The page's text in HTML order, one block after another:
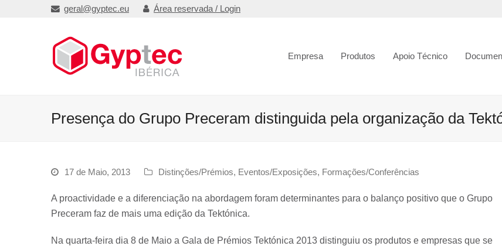
geral@gyptec.eu Área reservada / Login
Empresa Produtos Apoio Técnico
Presença do Grupo Preceram distinguida pela organização da
17 de Maio, 2013 Distinções/Prémios, Eventos/Exposições, Formações/Conferências
A proactividade e a diferenciação na abordagem foram determinantes para o balanço positivo que o Grupo
Preceram faz de mais uma edição da Tektónica.
Na quarta-feira dia 8 de Maio a Gala de Prémios Tektónica 2013 distinguiu os produtos e empresas que se